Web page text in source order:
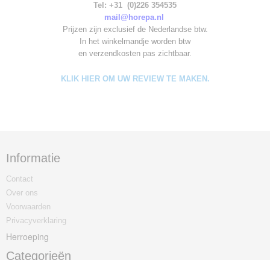
Tel: +31 (0)226 354535
mail@horepa.nl
Prijzen zijn exclusief de Nederlandse btw.
In het winkelmandje worden btw
en verzendkosten pas zichtbaar.
KLIK HIER OM UW REVIEW TE MAKEN.
Informatie
Contact
Over ons
Voorwaarden
Privacyverklaring
Herroeping
Categorieën